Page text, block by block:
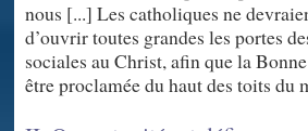
nous [...] Les catholiques ne
d’ouvrir toutes grandes les portes
sociales au Christ, afin que la
être proclamée du haut des toits du